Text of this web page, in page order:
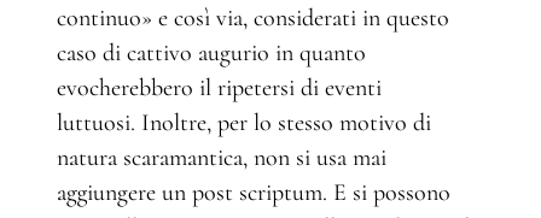
continuo» e così via, considerati in questo
caso di cattivo augurio in quanto
evocherebbero il ripetersi di eventi
luttuosi. Inoltre, per lo stesso motivo di
natura scaramantica, non si usa mai
aggiungere un post scriptum. E si possono